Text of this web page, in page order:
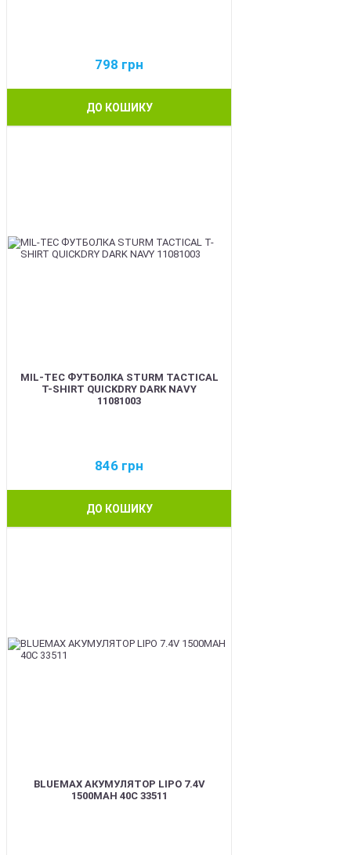
798 грн
ДО КОШИКУ
MIL-TEC ФУТБОЛКА STURM TACTICAL
T-SHIRT QUICKDRY DARK NAVY
11081003
846 грн
ДО КОШИКУ
BLUEMAX АКУМУЛЯТОР LIPO 7.4V
1500MAH 40C 33511